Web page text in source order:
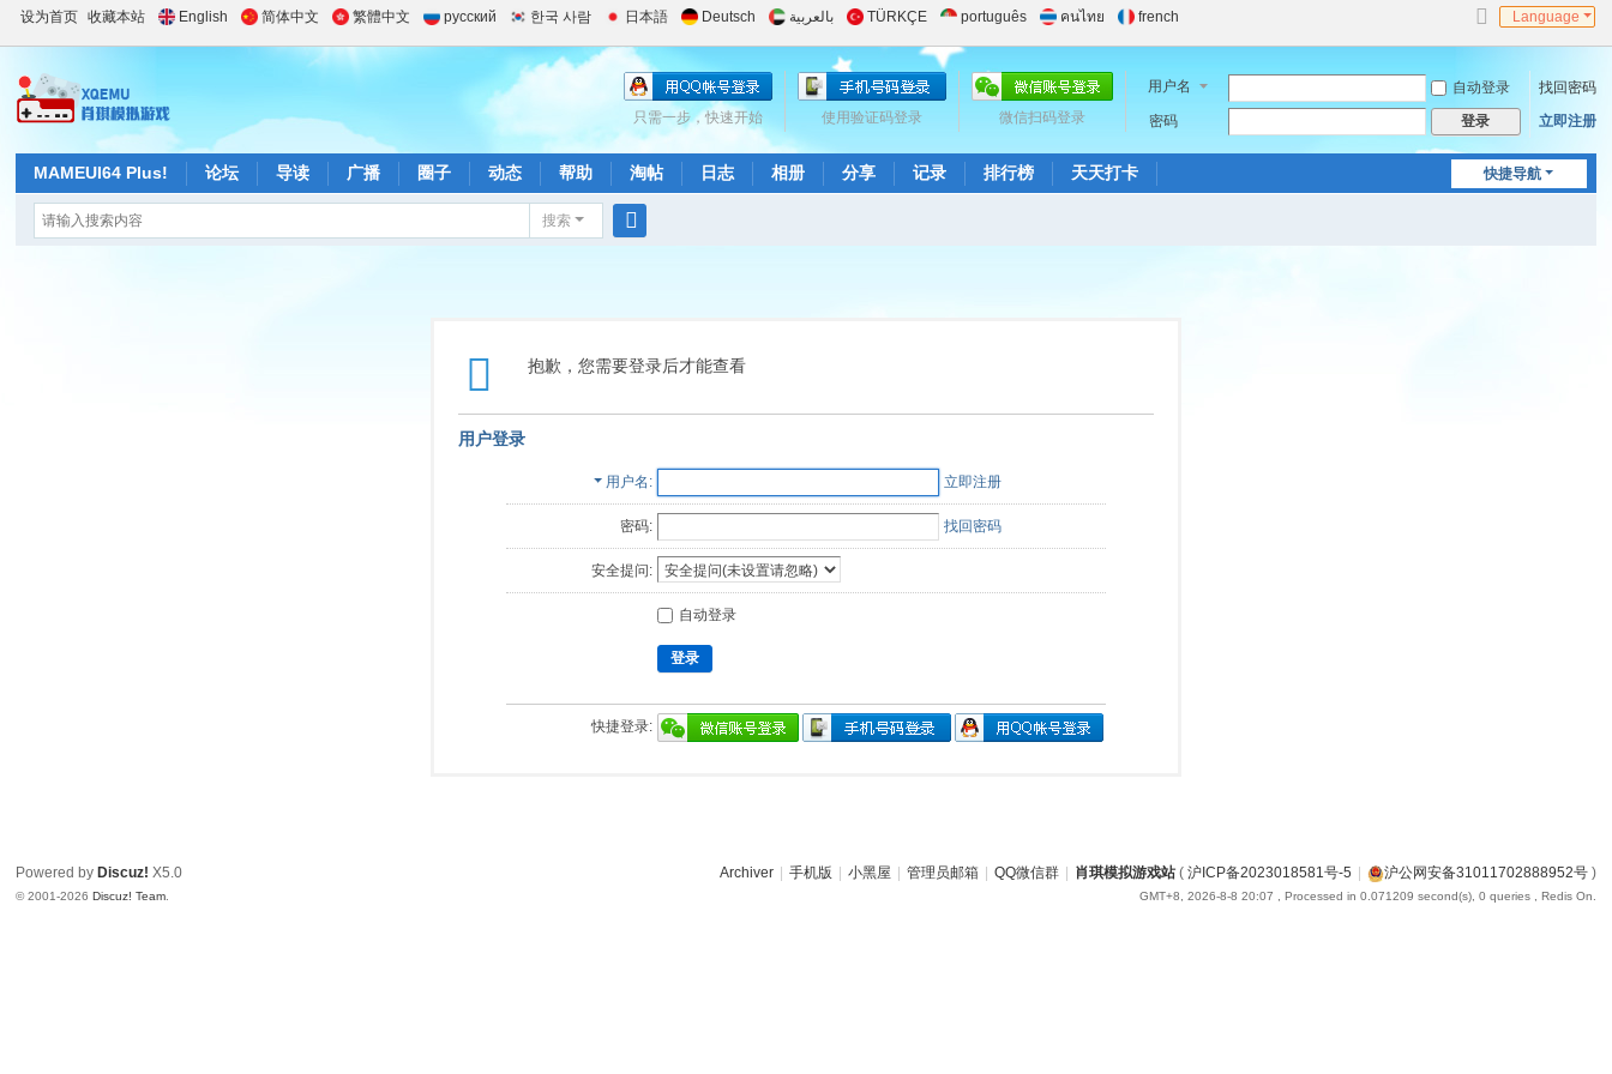
设为首页 收藏本站 English 简体中文 繁體中文 русский 한국 사람 日本語 Deutsch بالعربية TÜRKÇE português คนไทย french
到
窄
版
Language
用户名 自动登录
找回密码
密码
登录 立即注册
微信扫码登录
使用验证码登录
只需一步，快速开始
快捷导航
MAMEUI64 Plus! 论坛 导读 广播 圈子 动态 帮助 淘帖 日志 相册 分享 记录 排行榜 天天打卡
搜索
抱歉，您需要登录后才能查看
用户登录
用户名 立即注册
密码: 找回密码
安全提问:
自动登录
登录
快捷登录:
Archiver 手机版 小黑屋 管理员邮箱 QQ微信群 肖琪模拟游戏站( 沪ICP备2023018581号-5 沪公网安备31011702888952号)
GMT+8, 2026-8-8 20:07 , Processed in 0.071209 second(s), 0 queries , Redis On.
Powered by Discuz! X5.0
© 2001-2026Discuz! Team